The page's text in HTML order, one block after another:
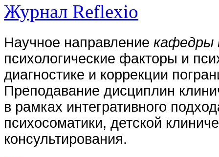
Журнал Reflexio
Научное направление кафедры
психологические факторы и
диагностике и коррекции
Преподавание дисциплин
в рамках интегративного
психосоматики, детской
консультирования.